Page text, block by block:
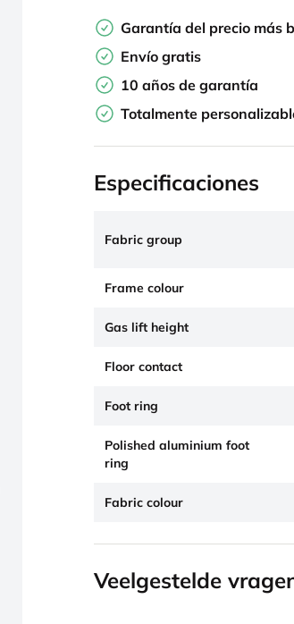
Garantía del precio más
Envío gratis
10 años de garantía
Totalmente
Especificaciones
Fabric group
Frame colour
Gas lift height
Floor contact
Foot ring
Polished aluminium foot
ring
Fabric colour
Veelgestelde